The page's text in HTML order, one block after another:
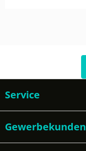
Service
Gewerbekunden